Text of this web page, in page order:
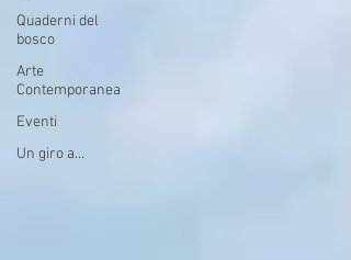
Quaderni del
bosco
Arte
Contemporanea
Eventi
Un giro a...